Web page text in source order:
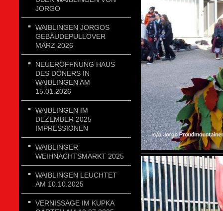
JORGO
WAIBLINGEN JORGOS
GEBÄUDEPULLOVER
MÄRZ 2026
NEUERÖFFNUNG HAUS
DES DÖNERS IN
WAIBLINGEN AM
15.01.2026
WAIBLINGEN IM
DEZEMBER 2025
IMPRESSIONEN
WAIBLINGER
WEIHNACHTSMARKT 2025
WAIBLINGEN LEUCHTET
AM 10.10.2025
VERNISSAGE IM KUPKA